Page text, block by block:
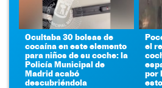
Ocultaba 30 bolsas de
cocaína en este elemento
para niños de su coche: la
Policía Municipal de
Madrid acabó
descubriéndola
el
por